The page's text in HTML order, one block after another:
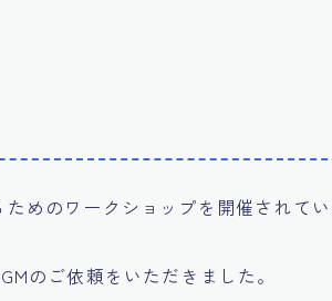
めのワークショップを開催されて
のご依頼をいただきました。